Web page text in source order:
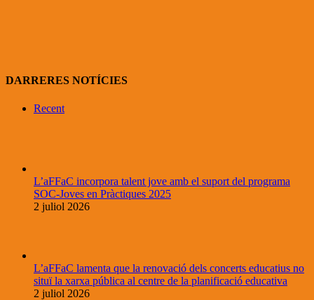
DARRERES NOTÍCIES
Recent
L’aFFaC incorpora talent jove amb el suport del programa
SOC-Joves en Pràctiques 2025
2 juliol 2026
L’aFFaC lamenta que la renovació dels concerts educatius no
situï la xarxa pública al centre de la planificació educativa
2 juliol 2026